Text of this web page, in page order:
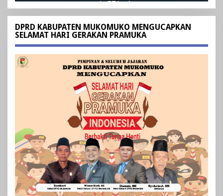
DPRD KABUPATEN MUKOMUKO MENGUCAPKAN
SELAMAT HARI GERAKAN PRAMUKA